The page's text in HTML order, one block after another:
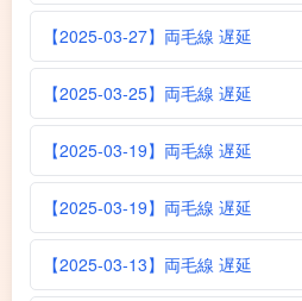
【2025-03-27】両毛線 遅延
【2025-03-25】両毛線 遅延
【2025-03-19】両毛線 遅延
【2025-03-19】両毛線 遅延
【2025-03-13】両毛線 遅延